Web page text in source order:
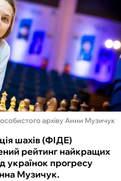
архіву Анни Музичук
шахів (ФІДЕ)
рейтинг найкращих
українок прогресу
Музичук.